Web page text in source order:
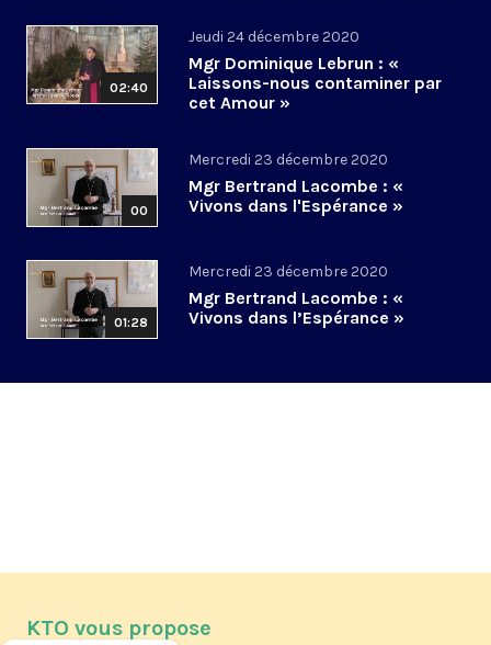
02:40
Jeudi 24 décembre 2020
Mgr Dominique Lebrun : «
Laissons-nous contaminer par
cet Amour »
00
Mercredi 23 décembre 2020
Mgr Bertrand Lacombe : «
Vivons dans l'Espérance »
01:28
Mercredi 23 décembre 2020
Mgr Bertrand Lacombe : «
Vivons dans l’Espérance »
KTO vous propose